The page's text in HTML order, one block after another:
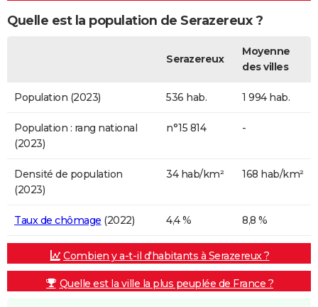
Quelle est la population de Serazereux ?
Serazereux
Moyenne
des villes
Population (2023) 536 hab. 1 994 hab.
Population : rang national
(2023)
n°15 814 -
Densité de population
(2023)
34 hab/km² 168 hab/km²
Taux de chômage (2022) 4,4 % 8,8 %
Combien y a-t-il d'habitants à Serazereux ?
Quelle est la ville la plus peuplée de France ?